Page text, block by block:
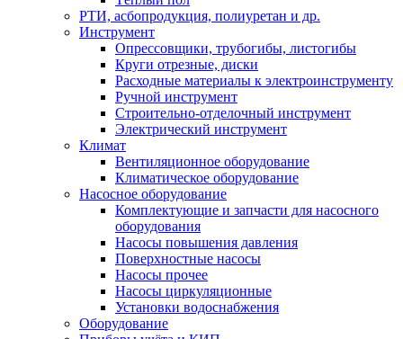
РТИ, асбопродукция, полиуретан и др.
Инструмент
Опрессовщики, трубогибы, листогибы
Круги отрезные, диски
Расходные материалы к электроинструменту
Ручной инструмент
Строительно-отделочный инструмент
Электрический инструмент
Климат
Вентиляционное оборудование
Климатическое оборудование
Насосное оборудование
Комплектующие и запчасти для насосного
оборудования
Насосы повышения давления
Поверхностные насосы
Насосы прочее
Насосы циркуляционные
Установки водоснабжения
Оборудование